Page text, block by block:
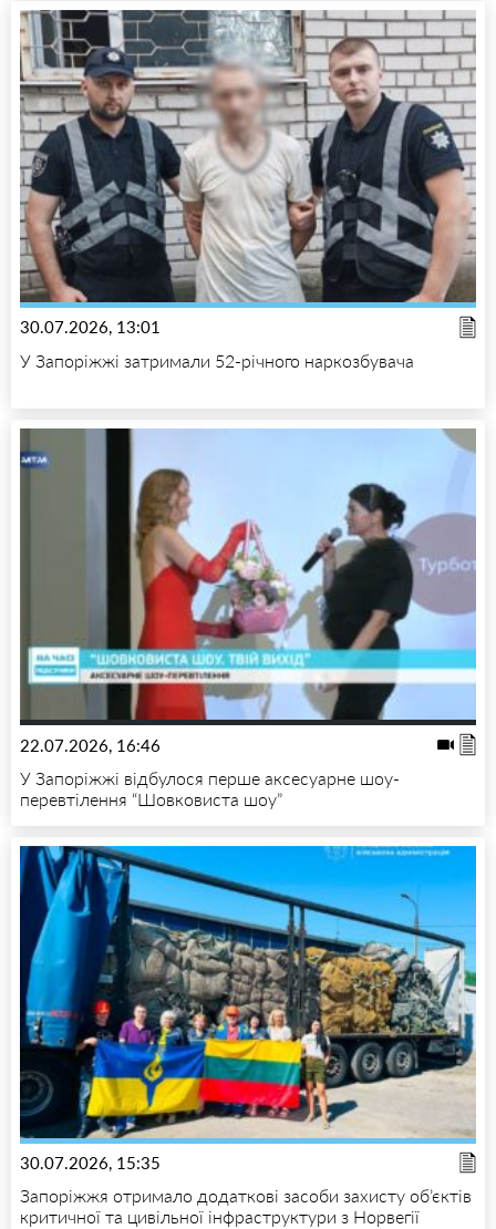
30.07.2026, 13:01
У Запоріжжі затримали 52-річного наркозбувача
22.07.2026, 16:46
У Запоріжжі відбулося перше аксесуарне шоу-
перевтілення “Шовковиста шоу”
30.07.2026, 15:35
Запоріжжя отримало додаткові засоби захисту об’єктів
критичної та цивільної інфраструктури з Норвегії